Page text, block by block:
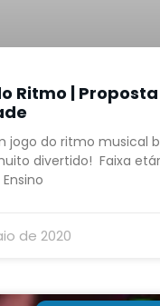
Ritmo |
jogo do ritmo musical
divertido! Faixa
de 2020